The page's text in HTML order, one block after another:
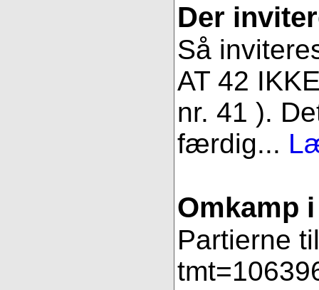
Der
Så
AT 42
nr. 41 ).
færdig...
Omkamp
Partierne